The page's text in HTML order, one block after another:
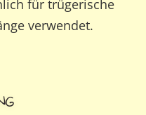
für trügerische
verwendet.